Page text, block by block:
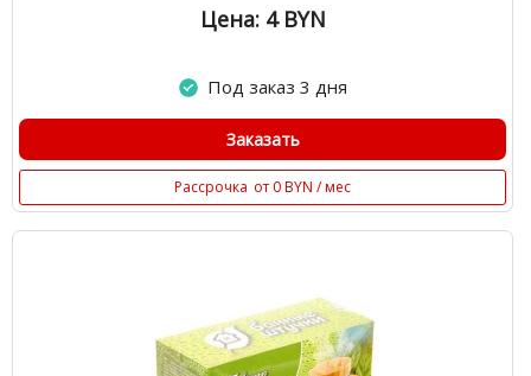
Цена: 4 BYN
Под заказ 3 дня
Заказать
Рассрочка от 0 BYN / мес